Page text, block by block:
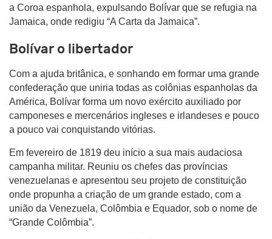
a Coroa espanhola, expulsando Bolívar que se refugia na
Jamaica, onde redigiu “A Carta da Jamaica”.
Bolívar o libertador
Com a ajuda britânica, e sonhando em formar uma grande
confederação que uniria todas as colônias espanholas da
América, Bolívar forma um novo exército auxiliado por
camponeses e mercenários ingleses e irlandeses e pouco
a pouco vai conquistando vitórias.
Em fevereiro de 1819 deu início a sua mais audaciosa
campanha militar. Reuniu os chefes das províncias
venezuelanas e apresentou seu projeto de constituição
onde propunha a criação de um grande estado, com a
união da Venezuela, Colômbia e Equador, sob o nome de
“Grande Colômbia”.